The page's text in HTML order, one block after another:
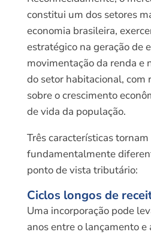
constitui um dos setores
economia brasileira,
estratégico na geração de
movimentação da renda e
do setor habitacional, com
sobre o crescimento
de vida da população.
Três características
fundamentalmente
ponto de vista tributário:
Ciclos longos de
Uma incorporação pode
anos entre o lançamento e